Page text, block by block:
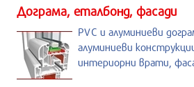
Дограма, еталбонд, фасади
PVC и алуминиеви
алуминиеви
интериорни врати,